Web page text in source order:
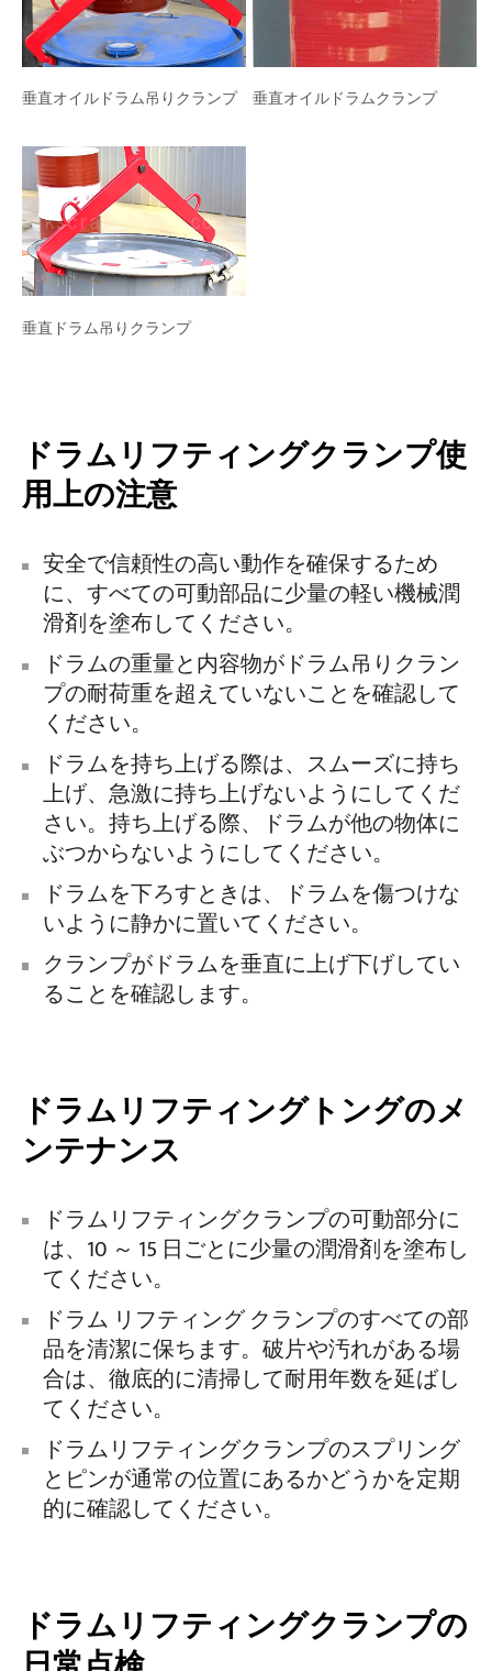
垂直オイルドラム吊りクランプ 垂直オイルドラムクランプ
垂直ドラム吊りクランプ
ドラムリフティングクランプ使
用上の注意
安全で信頼性の高い動作を確保するため
に、すべての可動部品に少量の軽い機械潤
滑剤を塗布してください。
ドラムの重量と内容物がドラム吊りクラン
プの耐荷重を超えていないことを確認して
ください。
ドラムを持ち上げる際は、スムーズに持ち
上げ、急激に持ち上げないようにしてくだ
さい。持ち上げる際、ドラムが他の物体に
ぶつからないようにしてください。
ドラムを下ろすときは、ドラムを傷つけな
いように静かに置いてください。
クランプがドラムを垂直に上げ下げしてい
ることを確認します。
ドラムリフティングトングのメ
ンテナンス
ドラムリフティングクランプの可動部分に
は、10 ～ 15 日ごとに少量の潤滑剤を塗布し
てください。
ドラム リフティング クランプのすべての部
品を清潔に保ちます。破片や汚れがある場
合は、徹底的に清掃して耐用年数を延ばし
てください。
ドラムリフティングクランプのスプリング
とピンが通常の位置にあるかどうかを定期
的に確認してください。
ドラムリフティングクランプの